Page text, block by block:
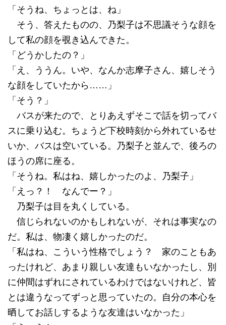
「そうね、ちょっとは、ね」
そう、答えたものの、乃梨子は不思議そうな顔を
して私の顔を覗き込んできた。
「どうかしたの？」
「え、ううん。いや、なんか志摩子さん、嬉しそう
な顔をしていたから……」
「そう？」
バスが来たので、とりあえずそこで話を切ってバ
スに乗り込む。ちょうど下校時刻から外れているせ
いか、バスは空いている。乃梨子と並んで、後ろの
ほうの席に座る。
「そうね。私はね、嬉しかったのよ、乃梨子」
「えっ？！ なんでー？」
乃梨子は目を丸くしている。
信じられないのかもしれないが、それは事実なの
だ。私は、物凄く嬉しかったのだ。
「私はね、こういう性格でしょう？ 家のこともあ
ったけれど、あまり親しい友達もいなかったし、別
に仲間はずれにされているわけではないけれど、皆
とは違うなってずっと思っていたの。自分の本心を
晒してお話しするような友達はいなかった」